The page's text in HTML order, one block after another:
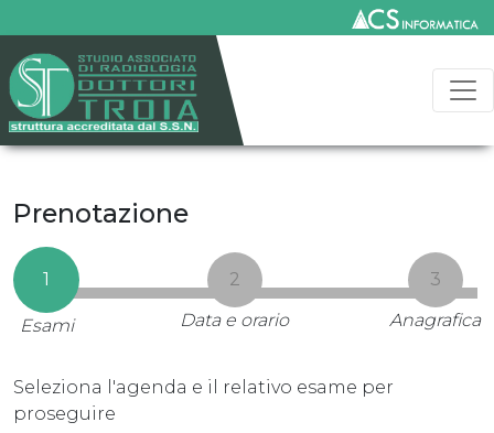
Prenotazione
1
Esami
2
Data e orario
3
Anagrafica
Seleziona l'agenda e il relativo esame per
proseguire